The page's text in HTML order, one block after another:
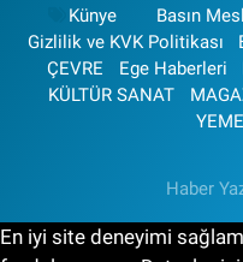
Künye Basın
Gizlilik ve KVK Politikası
ÇEVRE
Ege Haberleri
KÜLTÜR SANAT
Haber
En iyi site deneyimi